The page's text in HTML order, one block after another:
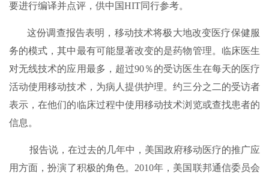
要进行编译并点评，供中国HIT同行参考。
这份调查报告表明，移动技术将极大地改变医疗保健服
务的模式，其中最有可能显著改变的是药物管理。临床医生
对无线技术的应用最多，超过90％的受访医生在每天的医疗
活动使用移动技术，为病人提供护理。约三分之二的受访者
表示，在他们的临床过程中使用移动技术浏览或查找患者的
信息。
报告说，在过去的几年中，美国政府移动医疗的推广应
用方面，扮演了积极的角色。2010年，美国联邦通信委员会